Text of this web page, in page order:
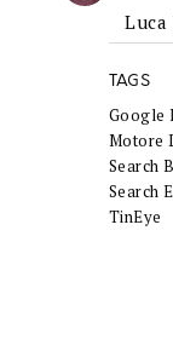
Luca
TAGS
Google
Motore
Search
Search
TinEye